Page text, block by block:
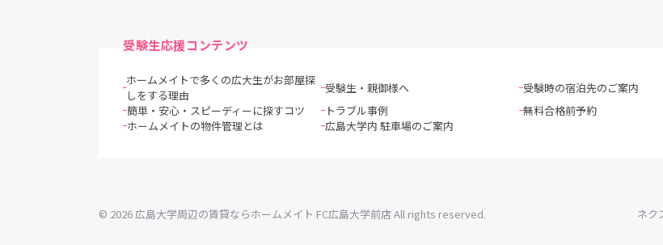
受験生応援コンテンツ
ホームメイトで多くの広大生がお部屋探
しをする理由
受験生・親御様へ 受験時の宿泊先のご案内
簡単・安心・スピーディーに探すコツ
トラブル事例 無料合格前予約
ホームメイトの物件管理とは
広島大学内 駐車場のご案内
© 2026 広島大学周辺の賃貸ならホームメイト FC広島大学前店 All rights reserved. ネク